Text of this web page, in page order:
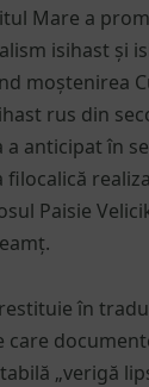
Mare a
isihast și
moștenirea
rus din
anticipat în
Paisie
în
care
„verigă